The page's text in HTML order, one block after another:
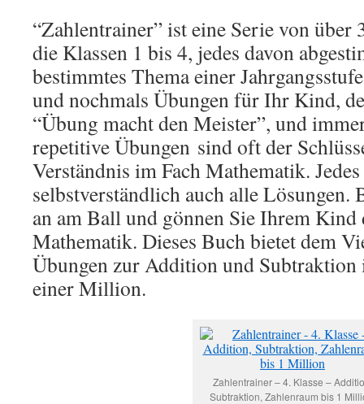
“Zahlentrainer” ist eine Serie von
die Klassen 1 bis 4, jedes davon
bestimmtes Thema einer
und nochmals Übungen für Ihr Kind,
“Übung macht den Meister”, und
repetitive Übungen sind oft der
Verständnis im Fach Mathematik.
selbstverständlich auch alle Lösungen.
an am Ball und gönnen Sie Ihrem
Mathematik. Dieses Buch bietet dem
Übungen zur Addition und
einer Million.
Zahlentrainer – 4. Klasse –
Subtraktion, Zahlenraum bis 1